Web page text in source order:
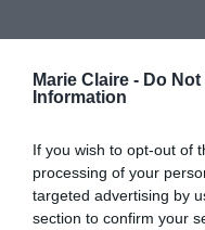
Marie Claire - Do
Information
If you wish to opt-out of
processing of your
targeted advertising by
section to confirm your
Pour tous les
—